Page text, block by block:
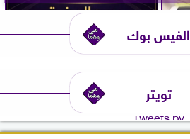
الفيس بوك
تويتر
Tweets by